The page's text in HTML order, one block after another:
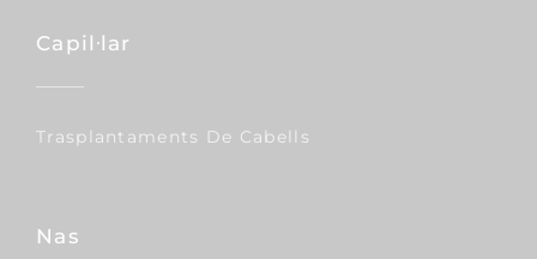
Capil·lar
Trasplantaments De Cabells
Nas